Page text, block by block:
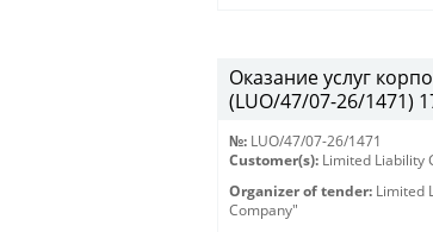
Оказание услуг
(LUO/47/07-26/1471)
№: LUO/47/07-26/1471
Customer(s): Limited Liability
Organizer of tender: Limited
Company"